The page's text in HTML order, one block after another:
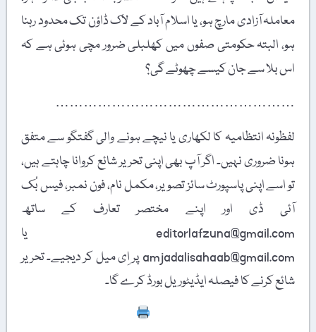
معاملہ آزادی مارچ ہو، یا اسلام آباد کے لاک ڈاؤن تک محدود رہنا
ہو، البتہ حکومتی صفوں میں کھلبلی ضرور مچی ہوئی ہے کہ
اس بلا سے جان کیسے چھوٹے گی؟
……………………………………………
لفظونہ انتظامیہ کا لکھاری یا نیچے ہونے والی گفتگو سے متفق
ہونا ضروری نہیں۔ اگر آپ بھی اپنی تحریر شائع کروانا چاہتے ہیں،
تو اسے اپنی پاسپورٹ سائز تصویر، مکمل نام، فون نمبر، فیس بُک
آئی ڈی اور اپنے مختصر تعارف کے ساتھ
editorlafzuna@gmail.com یا
amjadalisahaab@gmail.com پر اِی میل کر دیجیے۔ تحریر
شائع کرنے کا فیصلہ ایڈیٹوریل بورڈ کرے گا۔